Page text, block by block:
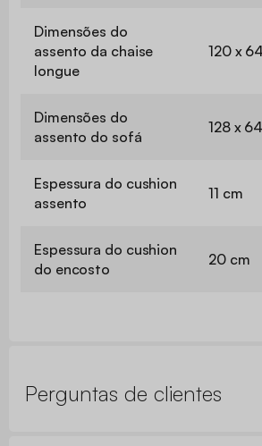
Dimensões do
assento da chaise
longue
120 x
Dimensões do
assento do sofá
128 x
Espessura do cushion
assento
11 cm
Espessura do cushion
do encosto
20 cm
Perguntas de clientes